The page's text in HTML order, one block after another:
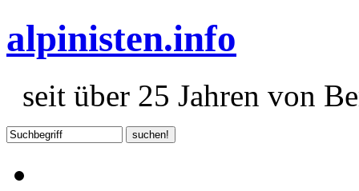
alpinisten.info
seit über 25 Jahren von